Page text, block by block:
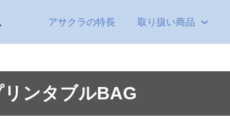
アサクラの特長 取り扱い商品
ンタブルBAG